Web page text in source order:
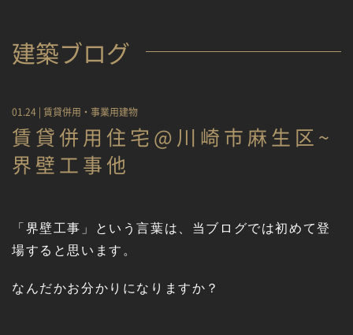
建築ブログ
01.24 | 賃貸併用・事業用建物
賃貸併用住宅@川崎市麻生区~
界壁工事他
「界壁工事」という言葉は、当ブログでは初めて登
場すると思います。
なんだかお分かりになりますか？